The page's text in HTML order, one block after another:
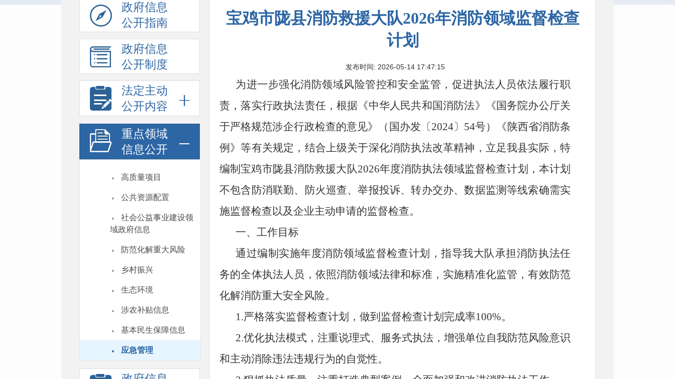
政府信息
公开指南
政府信息
公开制度
法定主动
公开内容
重点领域
信息公开
· 高质量项目
· 公共资源配置
·
社会公益事业建设领
域政府信息
· 防范化解重大风险
· 乡村振兴
· 生态环境
· 涉农补贴信息
· 基本民生保障信息
· 应急管理
宝鸡市陇县消防救援大队2026年消防领域监督检查
计划
发布时间: 2026-05-14 17:47:15
为进一步强化消防领域风险管控和安全监管，促进执法人员依法履行职
责，落实行政执法责任，根据《中华人民共和国消防法》《国务院办公厅关
于严格规范涉企行政检查的意见》（国办发〔2024〕54号）《陕西省消防条
例》等有关规定，结合上级关于深化消防执法改革精神，立足我县实际，特
编制 宝鸡市陇县消防救援大队2026年度消防执法领域监督检查计划 ，本计划
不包含防消联勤、防火巡查、举报投诉、转办交办、数据监测等线索确需实
施监督检查以及企业主动申请的监督检查。
一、工作目标
通过编制实施年度消防领域监督检查计划，指导我大队承担消防执法任
务的全体执法人员，依照消防领域法律和标准，实施精准化监管，有效防范
化解消防重大安全风险。
1.严格落实监督检查计划，做到监督检查计划完成率100%。
2.优化执法模式，注重说理式、服务式执法，增强单位 自我防范风险意识
和主动消除违法违规行为的自觉性。